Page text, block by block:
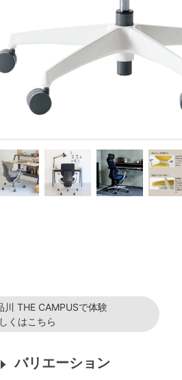
川 THE CAMPUSで体験
くはこちら
バリエーション